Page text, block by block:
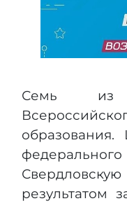
Семь из
образования.
результатом